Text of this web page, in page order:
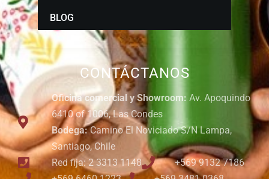
CONTÁCTANOS
Oficina comercial y Showroom: Av. Apoquindo
6410 of 1006, Las Condes
Bodega:Camino El Noviciado S/N Lampa,
Santiago, Chile
Red fija: 2 3313 1148
+569 9132 7186
BLOG